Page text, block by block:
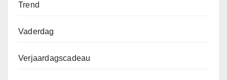
Trend
Vaderdag
Verjaardagscadeau